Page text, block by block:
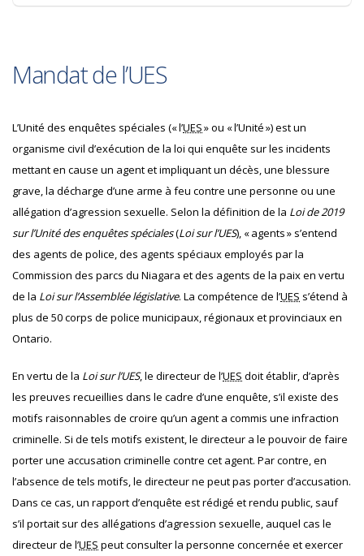
Mandat de l’UES
L’Unité des enquêtes spéciales (« l’UES» ou « l’Unité ») est un
organisme civil d’exécution de la loi qui enquête sur les incidents
mettant en cause un agent et impliquant un décès, une blessure
grave, la décharge d’une arme à feu contre une personne ou une
allégation d’agression sexuelle. Selon la définition de la Loi de 2019
sur l’Unité des enquêtes spéciales(Loi sur l’UES), « agents » s’entend
des agents de police, des agents spéciaux employés par la
Commission des parcs du Niagara et des agents de la paix en vertu
de la Loi sur l’Assemblée législative. La compétence de l’UES s’étend à
plus de 50 corps de police municipaux, régionaux et provinciaux en
Ontario.
En vertu de la Loi sur l’UES, le directeur de l’UES doit établir, d’après
les preuves recueillies dans le cadre d’une enquête, s’il existe des
motifs raisonnables de croire qu’un agent a commis une infraction
criminelle. Si de tels motifs existent, le directeur a le pouvoir de faire
porter une accusation criminelle contre cet agent. Par contre, en
l’absence de tels motifs, le directeur ne peut pas porter d’accusation.
Dans ce cas, un rapport d’enquête est rédigé et rendu public, sauf
s’il portait sur des allégations d’agression sexuelle, auquel cas le
directeur de l’UES peut consulter la personne concernée et exercer